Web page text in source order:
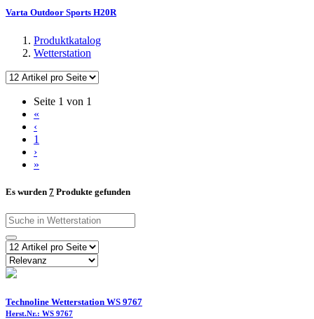
Varta Outdoor Sports H20R
Produktkatalog
Wetterstation
Seite 1 von 1
«
‹
1
›
»
Es wurden 7 Produkte gefunden
Technoline Wetterstation WS 9767
Herst.Nr.: WS 9767